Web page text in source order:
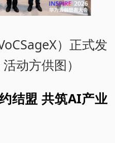
）正式发
动方供图）
结盟 共筑AI产业